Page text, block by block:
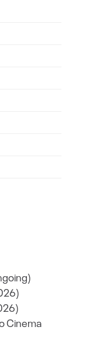
Cinema